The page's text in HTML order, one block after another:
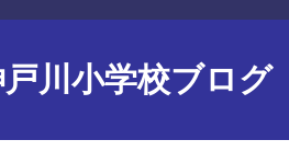
川小学校ブログ